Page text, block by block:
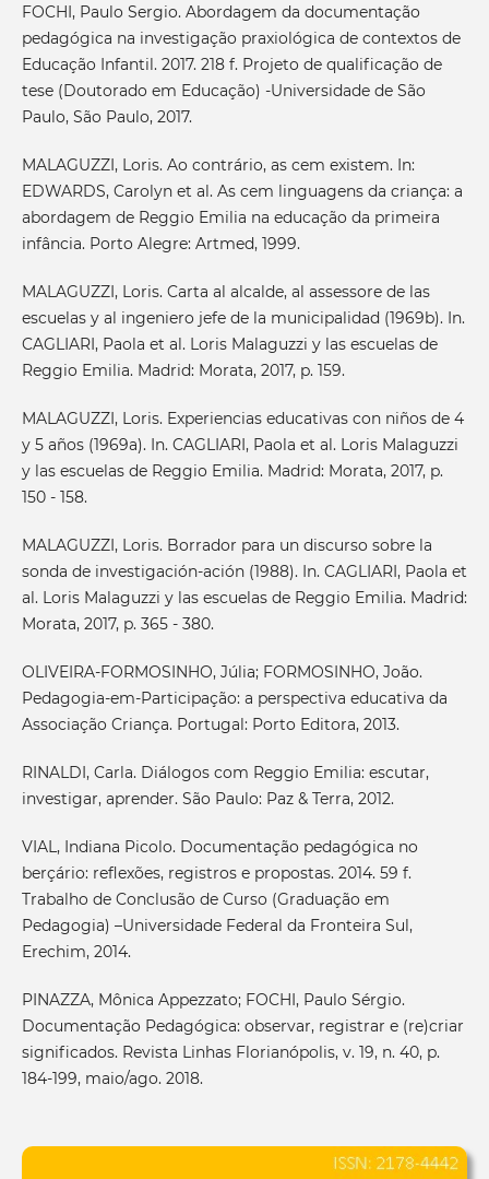
FOCHI, Paulo Sergio. Abordagem da documentação
pedagógica na investigação praxiológica de contextos de
Educação Infantil. 2017. 218 f. Projeto de qualificação de
tese (Doutorado em Educação) -Universidade de São
Paulo, São Paulo, 2017.
MALAGUZZI, Loris. Ao contrário, as cem existem. In:
EDWARDS, Carolyn et al. As cem linguagens da criança: a
abordagem de Reggio Emilia na educação da primeira
infância. Porto Alegre: Artmed, 1999.
MALAGUZZI, Loris. Carta al alcalde, al assessore de las
escuelas y al ingeniero jefe de la municipalidad (1969b). In.
CAGLIARI, Paola et al. Loris Malaguzzi y las escuelas de
Reggio Emilia. Madrid: Morata, 2017, p. 159.
MALAGUZZI, Loris. Experiencias educativas con niños de 4
y 5 años (1969a). In. CAGLIARI, Paola et al. Loris Malaguzzi
y las escuelas de Reggio Emilia. Madrid: Morata, 2017, p.
150 - 158.
MALAGUZZI, Loris. Borrador para un discurso sobre la
sonda de investigación-ación (1988). In. CAGLIARI, Paola et
al. Loris Malaguzzi y las escuelas de Reggio Emilia. Madrid:
Morata, 2017, p. 365 - 380.
OLIVEIRA-FORMOSINHO, Júlia; FORMOSINHO, João.
Pedagogia-em-Participação: a perspectiva educativa da
Associação Criança. Portugal: Porto Editora, 2013.
RINALDI, Carla. Diálogos com Reggio Emilia: escutar,
investigar, aprender. São Paulo: Paz & Terra, 2012.
VIAL, Indiana Picolo. Documentação pedagógica no
berçário: reflexões, registros e propostas. 2014. 59 f.
Trabalho de Conclusão de Curso (Graduação em
Pedagogia) –Universidade Federal da Fronteira Sul,
Erechim, 2014.
PINAZZA, Mônica Appezzato; FOCHI, Paulo Sérgio.
Documentação Pedagógica: observar, registrar e (re)criar
significados. Revista Linhas Florianópolis, v. 19, n. 40, p.
184-199, maio/ago. 2018.